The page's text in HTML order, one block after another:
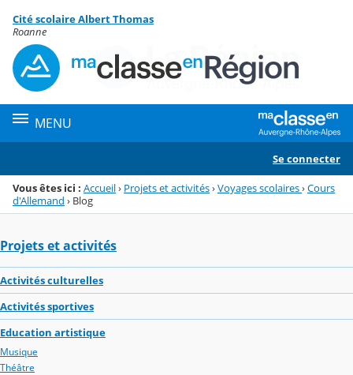
Menu de la rubrique
Contenu
Cité scolaire Albert Thomas
Roanne
MENU
Se connecter
Vous êtes ici : Accueil› Projets et activités›Voyages scolaires›Cours
d'Allemand › Blog
Projets et activités
Activités culturelles
Activités sportives
Education artistique
Musique
Théâtre